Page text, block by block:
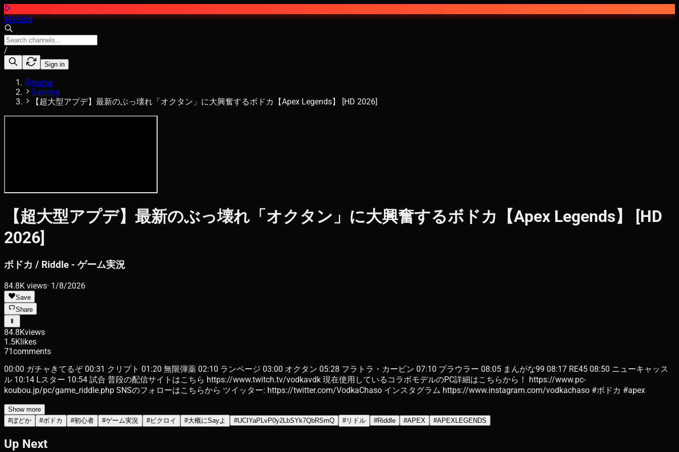
MVKing
/
Sign in
Home
Gaming
【超大型アプデ】最新のぶっ壊れ「オクタン」に大興奮するボドカ【Apex Legends】 [HD 2026]
【超大型アプデ】最新のぶっ壊れ「オクタン」に大興奮するボドカ【Apex Legends】 [HD
2026]
ボドカ / Riddle - ゲーム実況
84.8K views· 1/8/2026
Save
Share
84.8Kviews
1.5Klikes
71comments
00:00 ガチャきてるぞ 00:31 クリプト 01:20 無限弾薬 02:10 ランページ 03:00 オクタン 05:28 フラトラ・カービン 07:10 プラウラー 08:05 まんがな99 08:17 RE45 08:50 ニューキャッス
ル 10:14 Lスター 10:54 試合 普段の配信サイトはこちら https://www.twitch.tv/vodkavdk 現在使用しているコラボモデルのPC詳細はこちらから！ https://www.pc-
koubou.jp/pc/game_riddle.php SNSのフォローはこちらから ツイッター: https://twitter.com/VodkaChaso インスタグラム https://www.instagram.com/vodkachaso #ボドカ #apex
Show more
#ぼどか #ボドカ #初心者 #ゲーム実況 #ビクロイ #大概にSayよ #UCIYaPLvP0y2LbSYk7QbRSmQ #リドル #Riddle #APEX #APEXLEGENDS
Up Next